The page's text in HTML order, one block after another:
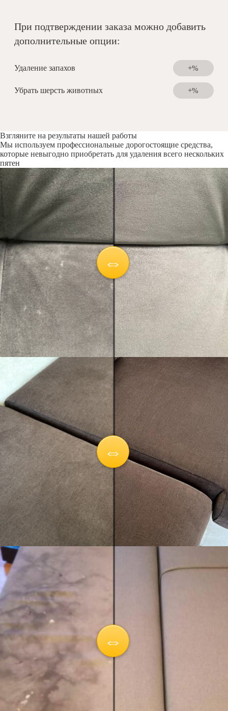
При подтверждении заказа можно добавить
дополнительные опции:
Удаление запахов +%
Убрать шерсть животных +%
Взгляните на результаты нашей работы
Мы используем профессиональные дорогостоящие средства,
которые невыгодно приобретать для удаления всего нескольких
пятен